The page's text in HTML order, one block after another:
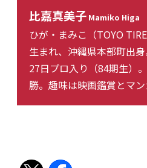
比嘉真美子 Mamiko Higa
ひが・まみこ（TOYO
生まれ、沖縄県本部町出
27日プロ入り（84期生）
勝。趣味は映画鑑賞とマン